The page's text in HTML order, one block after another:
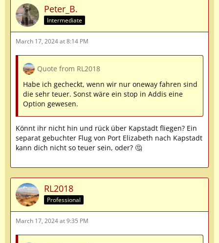
Peter_B.
Intermediate
March 17, 2024 at 8:14 PM
Quote from RL2018
Habe ich gecheckt, wenn wir nur oneway fahren sind
die sehr teuer. Sonst wäre ein stop in Addis eine
Option gewesen.
Könnt ihr nicht hin und rück über Kapstadt fliegen? Ein
separat gebuchter Flug von Port Elizabeth nach Kapstadt
kann dich nicht so teuer sein, oder? 🤔
RL2018
Professional
March 17, 2024 at 9:35 PM